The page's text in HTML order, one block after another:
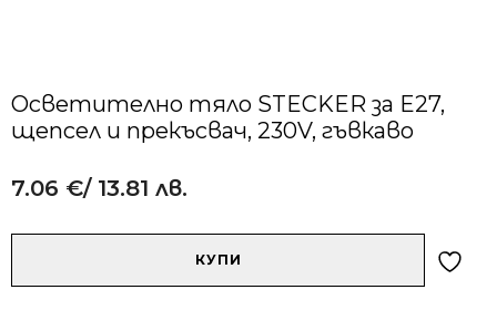
Осветително тяло STECKER за E27,
щепсел и прекъсвач, 230V, гъвкаво
7.06 €/ 13.81 лв.
КУПИ